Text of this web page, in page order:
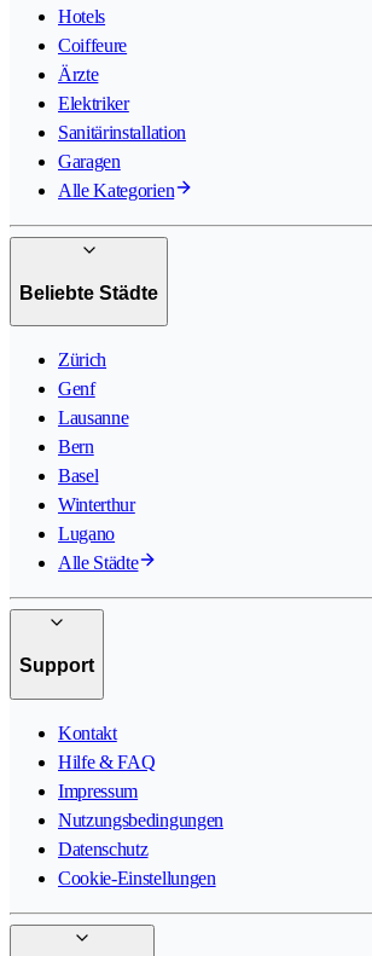
Hotels
Coiffeure
Ärzte
Elektriker
Sanitärinstallation
Garagen
Alle Kategorien
Beliebte Städte
Zürich
Genf
Lausanne
Bern
Basel
Winterthur
Lugano
Alle Städte
Support
Kontakt
Hilfe & FAQ
Impressum
Nutzungsbedingungen
Datenschutz
Cookie-Einstellungen